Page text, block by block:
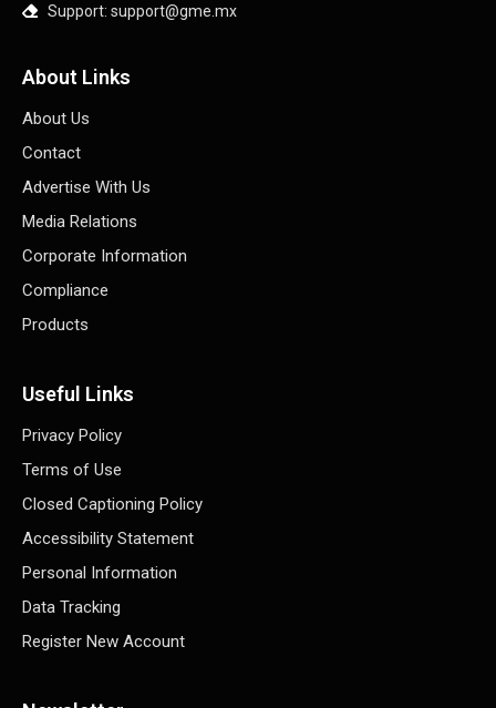
Support: support@gme.mx
About Links
About Us
Contact
Advertise With Us
Media Relations
Corporate Information
Compliance
Products
Useful Links
Privacy Policy
Terms of Use
Closed Captioning Policy
Accessibility Statement
Personal Information
Data Tracking
Register New Account